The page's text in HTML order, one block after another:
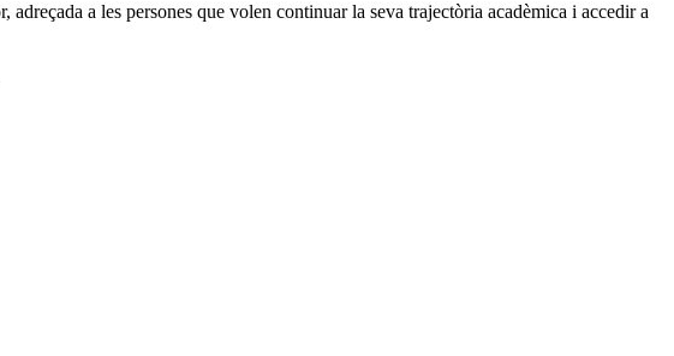
a les persones que volen continuar la seva trajectòria acadèmica i accedir a